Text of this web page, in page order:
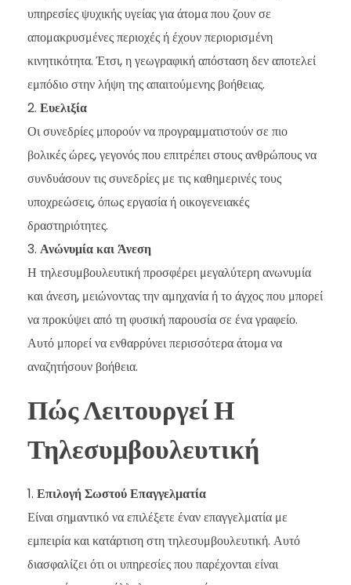
υπηρεσίες ψυχικής υγείας για άτομα που ζουν σε
απομακρυσμένες περιοχές ή έχουν περιορισμένη
κινητικότητα. Έτσι, η γεωγραφική απόσταση δεν αποτελεί
εμπόδιο στην λήψη της απαιτούμενης βοήθειας.
Ευελιξία
Οι συνεδρίες μπορούν να προγραμματιστούν σε πιο
βολικές ώρες, γεγονός που επιτρέπει στους ανθρώπους να
συνδυάσουν τις συνεδρίες με τις καθημερινές τους
υποχρεώσεις, όπως εργασία ή οικογενειακές
δραστηριότητες.
Ανώνυμία και Άνεση
Η τηλεσυμβουλευτική προσφέρει μεγαλύτερη ανωνυμία
και άνεση, μειώνοντας την αμηχανία ή το άγχος που μπορεί
να προκύψει από τη φυσική παρουσία σε ένα γραφείο.
Αυτό μπορεί να ενθαρρύνει περισσότερα άτομα να
αναζητήσουν βοήθεια.
Πώς Λειτουργεί Η
Τηλεσυμβουλευτική
Επιλογή Σωστού Επαγγελματία
Είναι σημαντικό να επιλέξετε έναν επαγγελματία με
εμπειρία και κατάρτιση στη τηλεσυμβουλευτική. Αυτό
διασφαλίζει ότι οι υπηρεσίες που παρέχονται είναι